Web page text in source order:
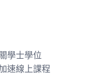
學士學位
速線上課程